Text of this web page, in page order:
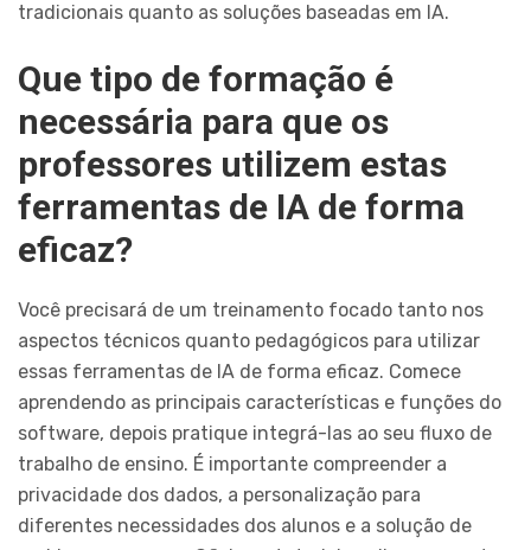
tradicionais quanto as soluções baseadas em IA.
Que tipo de formação é
necessária para que os
professores utilizem estas
ferramentas de IA de forma
eficaz?
Você precisará de um treinamento focado tanto nos
aspectos técnicos quanto pedagógicos para utilizar
essas ferramentas de IA de forma eficaz. Comece
aprendendo as principais características e funções do
software, depois pratique integrá-las ao seu fluxo de
trabalho de ensino. É importante compreender a
privacidade dos dados, a personalização para
diferentes necessidades dos alunos e a solução de